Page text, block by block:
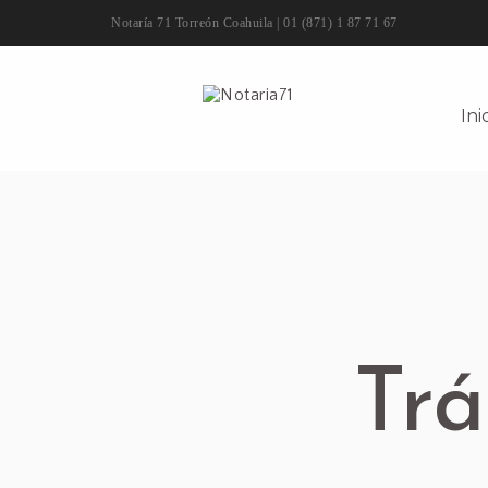
Notaría 71 Torreón Coahuila | 01 (871) 1 87 71 67